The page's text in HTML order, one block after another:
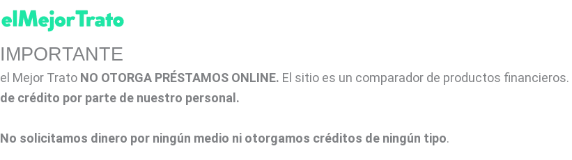
IMPORTANTE
el Mejor Trato NO OTORGA PRÉSTAMOS ONLINE. El sitio es un comparador de productos financieros.
de crédito por parte de nuestro personal.
No solicitamos dinero por ningún medio ni otorgamos créditos de ningún tipo.